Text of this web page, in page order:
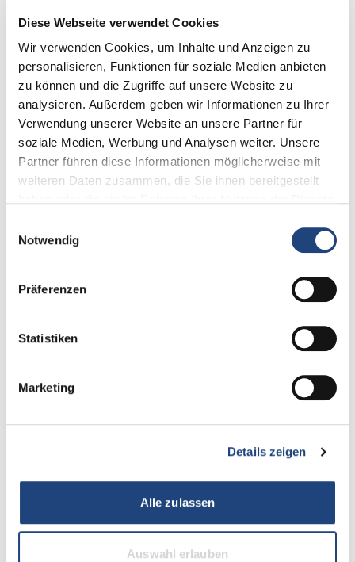
Diese Webseite verwendet Cookies
Wir verwenden Cookies, um Inhalte und Anzeigen zu
personalisieren, Funktionen für soziale Medien anbieten
zu können und die Zugriffe auf unsere Website zu
analysieren. Außerdem geben wir Informationen zu Ihrer
Verwendung unserer Website an unsere Partner für
soziale Medien, Werbung und Analysen weiter. Unsere
Partner führen diese Informationen möglicherweise mit
weiteren Daten zusammen, die Sie ihnen bereitgestellt
Notwendig
Präferenzen
Statistiken
Marketing
Details zeigen
Alle zulassen
Auswahl erlauben
Hilfe & Unterstützung
Wir sind jederzeit für Sie da, wenn Sie
Fragen haben oder einfach nur Hilfe
brauchen.
Weiter zum Hilfe-Center
Partnerschaft mit evalink
Wir würden gerne mit Ihnen über eine
Weiter zum Partnerprogramm